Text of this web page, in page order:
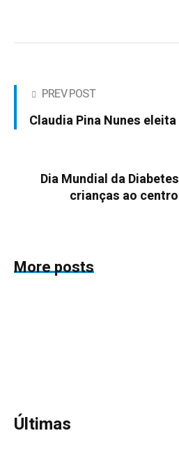
PREV POST
Claudia Pina Nunes
Dia Mundial da
crianças ao
More posts
Últimas